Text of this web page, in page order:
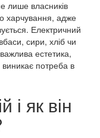
лише власників
харчування, адже
Електричний
сири, хліб чи
естетика,
виникає потреба в
і як він